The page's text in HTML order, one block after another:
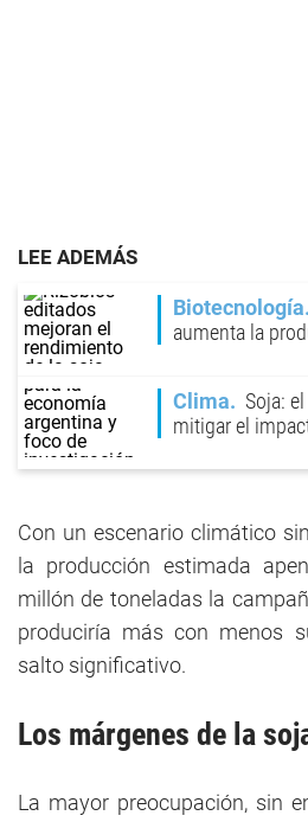
LEE ADEMÁS
Biotecnología
aumenta la
Clima
Soja:
mitigar el
Con un escenario climático
la producción estimada
millón de toneladas la
produciría más con menos
salto significativo.
Los márgenes de la
La mayor preocupación, sin